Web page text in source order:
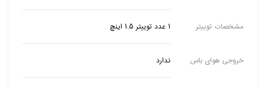
مشخصات توییتر 1 عدد توییتر 1.5 اینچ
خروجی هوای باس ندارد